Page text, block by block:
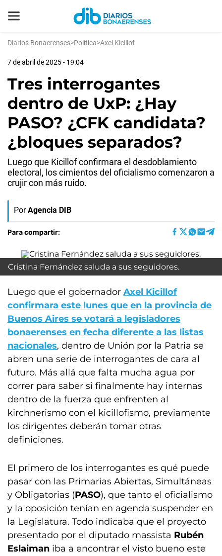
Diarios Bonaerenses>Política>Axel Kicillof
7 de abril de 2025 - 19:04
Tres interrogantes
dentro de UxP: ¿Hay
PASO? ¿CFK candidata?
¿bloques separados?
Luego que Kicillof confirmara el desdoblamiento
electoral, los cimientos del oficialismo comenzaron a
crujir con más ruido.
Por Agencia DIB
Para compartir:
Cristina Fernández saluda a sus seguidores.
Luego que el gobernador Axel Kicillof
confirmara este lunes que en la provincia de
Buenos Aires se votará a legisladores
bonaerenses en fecha diferente a las listas
nacionales, dentro de Unión por la Patria se
abren una serie de interrogantes de cara al
futuro. Más allá que falta mucha agua por
correr para saber si finalmente hay internas
dentro de la fuerza que enfrenten al
kirchnerismo con el kicillofismo, previamente
los dirigentes deberán tomar otras
definiciones.
El primero de los interrogantes es qué puede
pasar con las Primarias Abiertas, Simultáneas
y Obligatorias (PASO), que tanto el oficialismo
y la oposición tenían en agenda suspender en
la Legislatura. Todo indicaba que el proyecto
presentado por el diputado massista Rubén
Eslaiman iba a encontrar el visto bueno este